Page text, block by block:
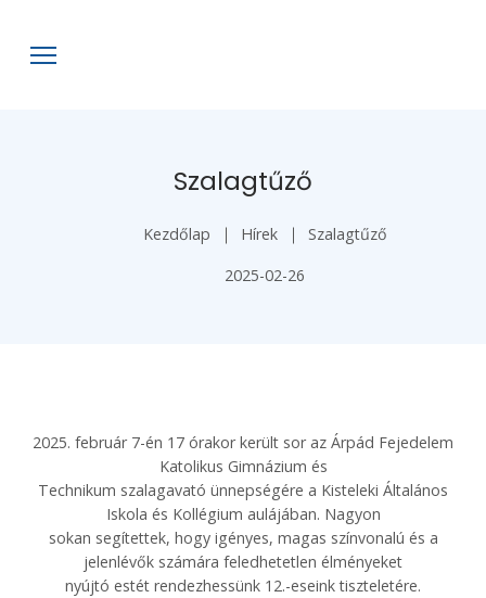
Szalagtűző
Kezdőlap Hírek
Szalagtűző
2025-02-26
2025. február 7-én 17 órakor került sor az Árpád Fejedelem
Katolikus Gimnázium és
Technikum szalagavató ünnepségére a Kisteleki Általános
Iskola és Kollégium aulájában. Nagyon
sokan segítettek, hogy igényes, magas színvonalú és a
jelenlévők számára feledhetetlen élményeket
nyújtó estét rendezhessünk 12.-eseink tiszteletére.